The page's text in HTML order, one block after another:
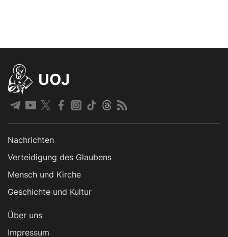
UOJ
Nachrichten
Verteidigung des Glaubens
Mensch und Kirche
Geschichte und Kultur
Über uns
Impressum